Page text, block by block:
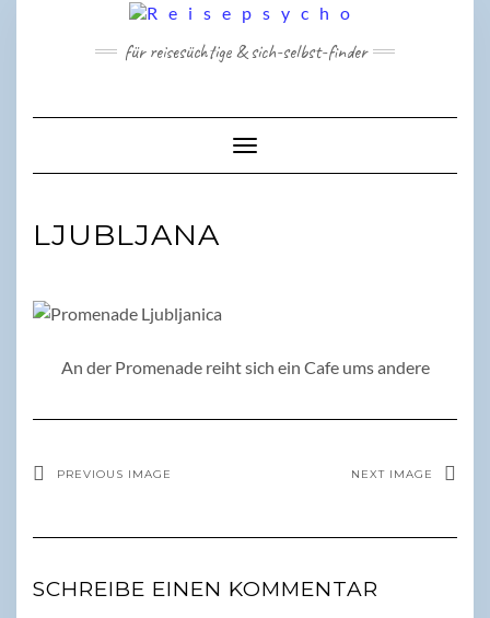
für reisesüchtige & sich-selbst-finder
Toggle Navigation
LJUBLJANA
An der Promenade reiht sich ein Cafe ums andere
PREVIOUS IMAGE NEXT IMAGE
SCHREIBE EINEN KOMMENTAR